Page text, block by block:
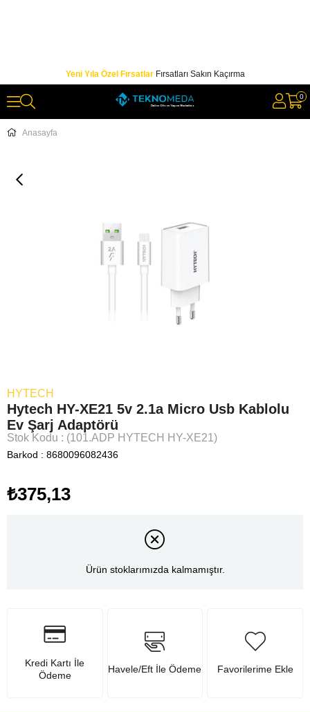
Yeni Yıla Özel FırsatlarFırsatları Sakın Kaçırma
0
Anasayfa
HYTECH
Hytech HY-XE21 5v 2.1a Micro Usb Kablolu
Ev Şarj Adaptörü
Stok Kodu (101.ADP HYTECH HY-XE21)
Barkod : 8680096082436
₺375,13
Ürün stoklarımızda kalmamıştır.
Kredi Kartı İle
Ödeme
Havele/Eft İle Ödeme Favorilerime Ekle